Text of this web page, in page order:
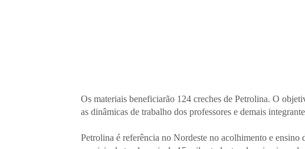
Os materiais beneficiarão 124 creches de Petrolina. O
as dinâmicas de trabalho dos professores e demais
Petrolina é referência no Nordeste no acolhimento e ensino